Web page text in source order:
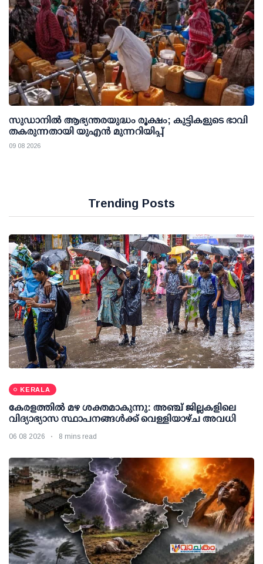
സുഡാനിൽ ആഭ്യന്തരയുദ്ധം രൂക്ഷം; കുട്ടികളുടെ ഭാവി
തകരുന്നതായി യുഎൻ മുന്നറിയിപ്പ്
09 08 2026
Trending Posts
KERALA
കേരളത്തില്‍ മഴ ശക്തമാകുന്നു: അഞ്ച് ജില്ലകളിലെ
വിദ്യാഭ്യാസ സ്ഥാപനങ്ങള്‍ക്ക് വെള്ളിയാഴ്ച അവധി
06 08 2026 8 mins read